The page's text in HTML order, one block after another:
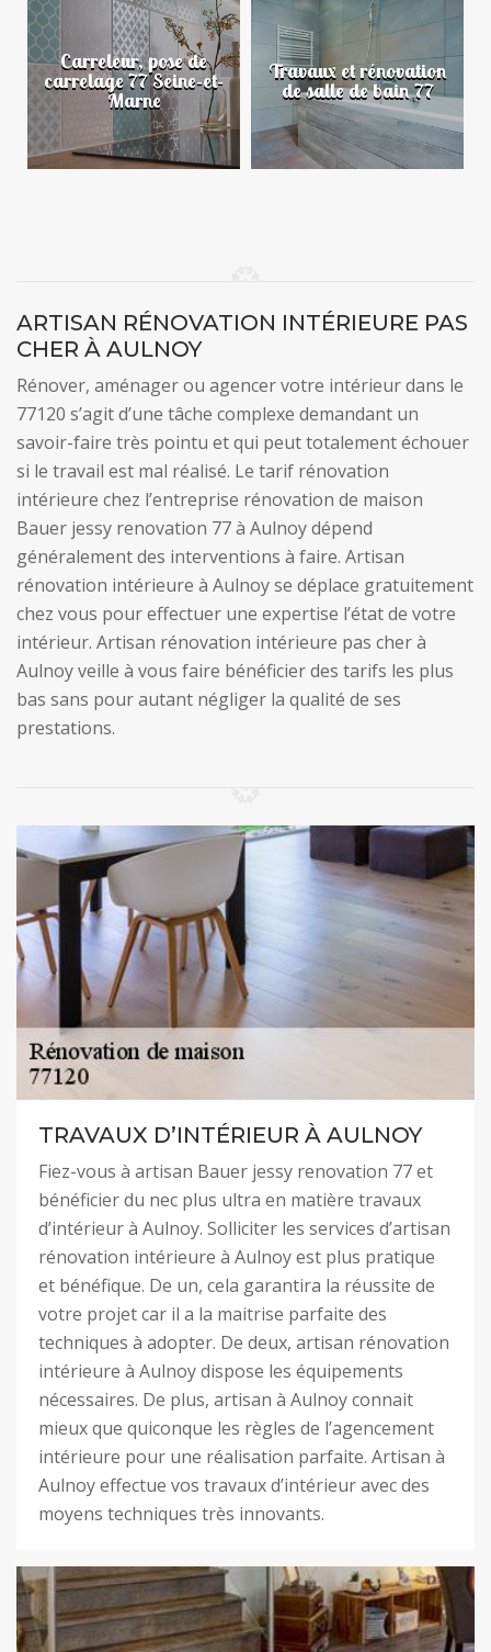
Carreleur, pose de
carrelage 77 Seine-et-
Marne
Travaux et rénovation
de salle de bain 77
ARTISAN RÉNOVATION INTÉRIEURE PAS
CHER À AULNOY
Rénover, aménager ou agencer votre intérieur dans le
77120 s’agit d’une tâche complexe demandant un
savoir-faire très pointu et qui peut totalement échouer
si le travail est mal réalisé. Le tarif rénovation
intérieure chez l’entreprise rénovation de maison
Bauer jessy renovation 77 à Aulnoy dépend
généralement des interventions à faire. Artisan
rénovation intérieure à Aulnoy se déplace gratuitement
chez vous pour effectuer une expertise l’état de votre
intérieur. Artisan rénovation intérieure pas cher à
Aulnoy veille à vous faire bénéficier des tarifs les plus
bas sans pour autant négliger la qualité de ses
prestations.
TRAVAUX D’INTÉRIEUR À AULNOY
Fiez-vous à artisan Bauer jessy renovation 77 et
bénéficier du nec plus ultra en matière travaux
d’intérieur à Aulnoy. Solliciter les services d’artisan
rénovation intérieure à Aulnoy est plus pratique
et bénéfique. De un, cela garantira la réussite de
votre projet car il a la maitrise parfaite des
techniques à adopter. De deux, artisan rénovation
intérieure à Aulnoy dispose les équipements
nécessaires. De plus, artisan à Aulnoy connait
mieux que quiconque les règles de l’agencement
intérieure pour une réalisation parfaite. Artisan à
Aulnoy effectue vos travaux d’intérieur avec des
moyens techniques très innovants.